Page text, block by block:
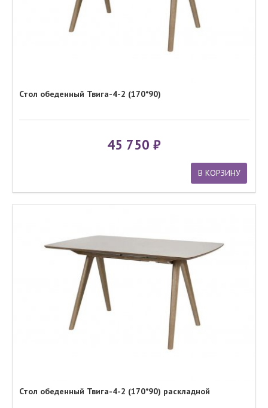
Стол обеденный Твига-4-2 (170*90)
45 750
В КОРЗИНУ
Стол обеденный Твига-4-2 (170*90) раскладной